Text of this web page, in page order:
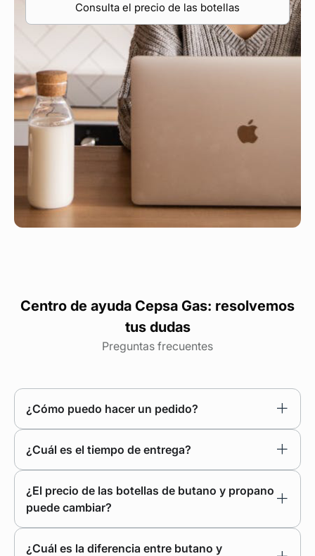
Consulta el precio de las botellas
Centro de ayuda Cepsa Gas: resolvemos
tus dudas
Preguntas frecuentes
¿Cómo puedo hacer un pedido?
¿Cuál es el tiempo de entrega?
¿El precio de las botellas de butano y propano
puede cambiar?
¿Cuál es la diferencia entre butano y